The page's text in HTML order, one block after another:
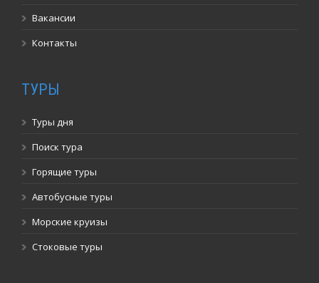
Вакансии
Контакты
ТУРЫ
Туры дня
Поиск тура
Горящие туры
Автобусные туры
Морские круизы
Стоковые туры